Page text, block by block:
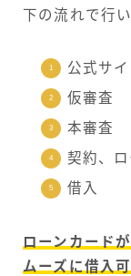
下の流れで行い
公式サ
仮審査
本審査
契約、
借入
ローンカード
ムーズに借入